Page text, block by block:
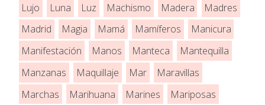
Lujo
Luna Luz Machismo Madera
Madres
Madrid
Magia Mamá Mamíferos
Manicura
Manifestación
Manos Manteca
Mantequilla
Manzanas
Maquillaje Mar
Maravillas
Marchas
Marihuana Marines
Mariposas